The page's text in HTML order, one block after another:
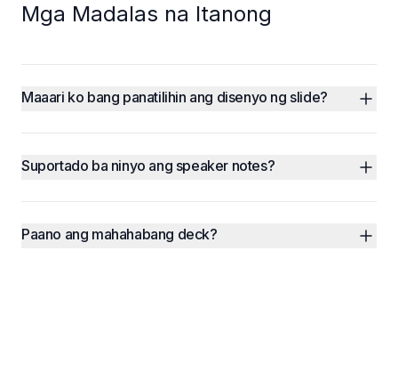
Mga Madalas na Itanong
Maaari ko bang panatilihin ang disenyo ng slide?
Suportado ba ninyo ang speaker notes?
Paano ang mahahabang deck?